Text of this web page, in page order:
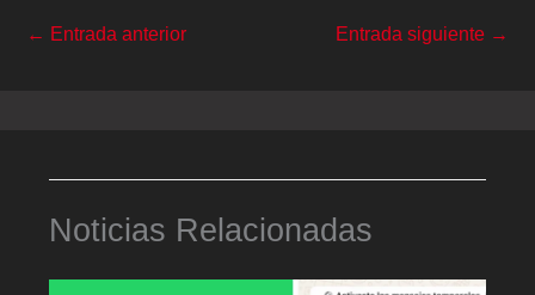
← Entrada anterior Entrada siguiente →
Noticias Relacionadas